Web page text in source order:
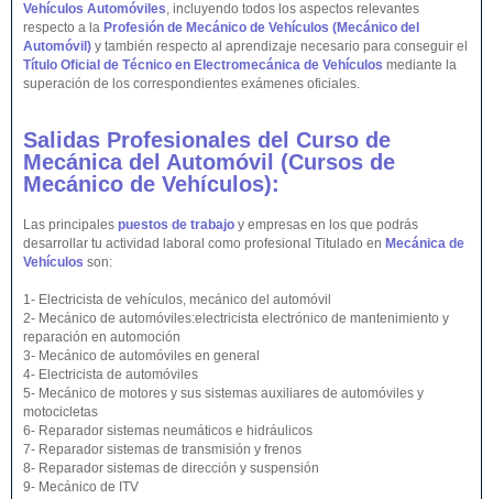
Vehículos Automóviles, incluyendo todos los aspectos relevantes
respecto a la Profesión de Mecánico de Vehículos (Mecánico del
Automóvil) y también respecto al aprendizaje necesario para conseguir el
Título Oficial de Técnico en Electromecánica de Vehículos mediante la
superación de los correspondientes exámenes oficiales.
Salidas Profesionales del Curso de
Mecánica del Automóvil (Cursos de
Mecánico de Vehículos):
Las principales puestos de trabajo y empresas en los que podrás
desarrollar tu actividad laboral como profesional Titulado en Mecánica de
Vehículos son:
1- Electricista de vehículos, mecánico del automóvil
2- Mecánico de automóviles:electricista electrónico de mantenimiento y
reparación en automoción
3- Mecánico de automóviles en general
4- Electricista de automóviles
5- Mecánico de motores y sus sistemas auxiliares de automóviles y
motocicletas
6- Reparador sistemas neumáticos e hidráulicos
7- Reparador sistemas de transmisión y frenos
8- Reparador sistemas de dirección y suspensión
9- Mecánico de ITV